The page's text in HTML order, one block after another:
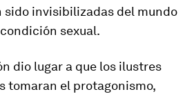
sido invisibilizadas del mundo
sexual.
dio lugar a que los ilustres
tomaran el protagonismo,